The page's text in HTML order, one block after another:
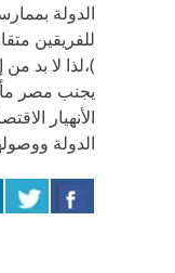
الدولة
للفريقين
)،لذا لا بد
يجنب مصر
الأنهيار
الدولة